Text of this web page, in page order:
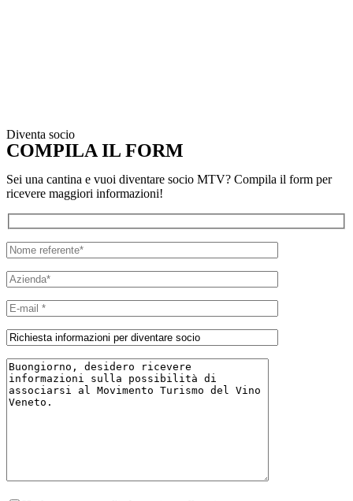
Diventa socio
COMPILA IL FORM
Sei una cantina e vuoi diventare socio MTV? Compila il form per
ricevere maggiori informazioni!